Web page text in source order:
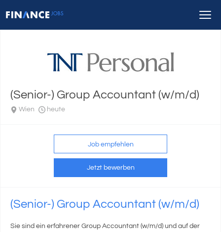
(Senior-) Group Accountant (w/m/d)
Wien heute
Job empfehlen
Jetzt bewerben
(Senior-) Group Accountant (w/m/d)
Sie sind ein erfahrener Group Accountant (w/m/d) und auf der